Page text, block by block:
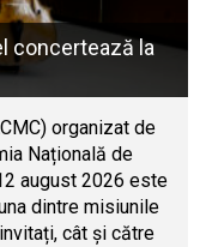
concertează la
organizat de
Națională de
august 2026 este
dintre misiunile
cât și către